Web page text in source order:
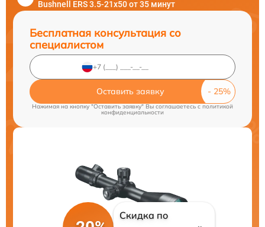
Bushnell ERS 3.5-21x50 от 35 минут
Бесплатная консультация со
специалистом
Оставить заявку
Нажимая на кнопку "Оставить заявку" Вы соглашаетесь cполитикой
конфиденциальности
Скидка по